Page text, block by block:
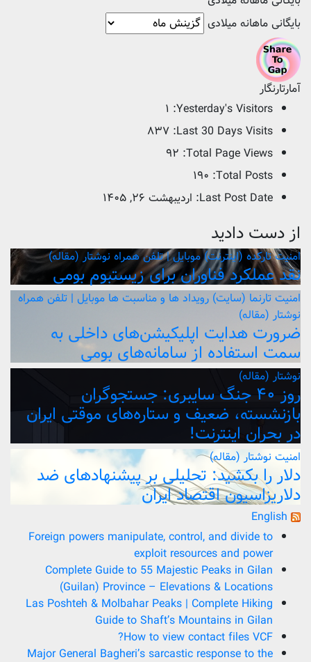
بایگانی ماهانه میلادی
آمارتارنگار
Yesterday's Visitors: ۱
Last 30 Days Visits: ۸۳۷
Total Page Views: ۹۲
Total Posts: ۱۹۰
Last Post Date: اردیبهشت ۲۶, ۱۴۰۵
از دست دادید
امنیتتارکده (اینترنت)موبایل | تلفن همراه نوشتار (مقاله)
نقد عملکرد فناوران برای زیستبوم بومی
امنیتتارنما (سایت) رویداد ها و مناسبت ها موبایل | تلفن همراه
نوشتار (مقاله)
ضرورت هدایت اپلیکیشن‌های داخلی به
سمت استفاده از سامانه‌های بومی
نوشتار (مقاله)
روز ۴۰ جنگ سایبری: جستجوگران
بازنشسته، ضعیف و ستاره‌های موقتی ایران
در بحران اینترنت!
امنیت نوشتار (مقاله)
دلار را بکشید: تحلیلی بر پیشنهادهای ضد
دلاریزاسیون اقتصاد ایران
English
Foreign powers manipulate, control, and divide to
exploit resources and power
Complete Guide to 55 Majestic Peaks in Gilan
(Guilan) Province – Elevations & Locations
Las Poshteh & Molbahar Peaks | Complete Hiking
Guide to Shaft’s Mountains in Gilan
How to view contact files VCF?
Major General Bagheri’s sarcastic response to the